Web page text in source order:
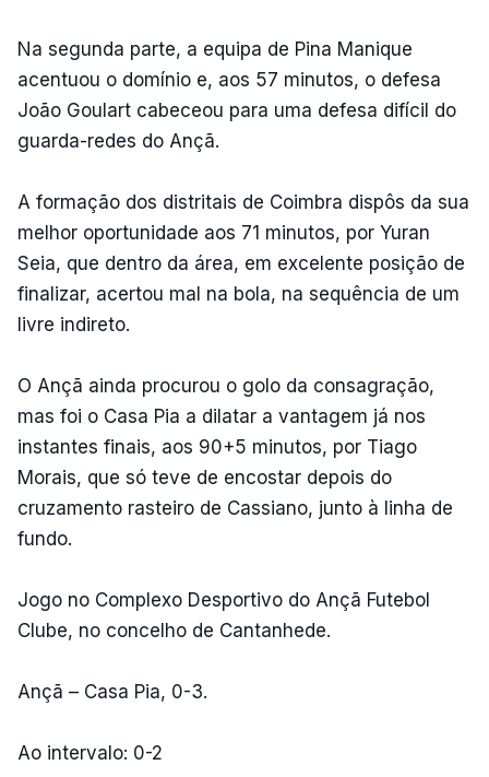
Na segunda parte, a equipa de Pina Manique
acentuou o domínio e, aos 57 minutos, o defesa
João Goulart cabeceou para uma defesa difícil do
guarda-redes do Ançã.
A formação dos distritais de Coimbra dispôs da sua
melhor oportunidade aos 71 minutos, por Yuran
Seia, que dentro da área, em excelente posição de
finalizar, acertou mal na bola, na sequência de um
livre indireto.
O Ançã ainda procurou o golo da consagração,
mas foi o Casa Pia a dilatar a vantagem já nos
instantes finais, aos 90+5 minutos, por Tiago
Morais, que só teve de encostar depois do
cruzamento rasteiro de Cassiano, junto à linha de
fundo.
Jogo no Complexo Desportivo do Ançã Futebol
Clube, no concelho de Cantanhede.
Ançã – Casa Pia, 0-3.
Ao intervalo: 0-2